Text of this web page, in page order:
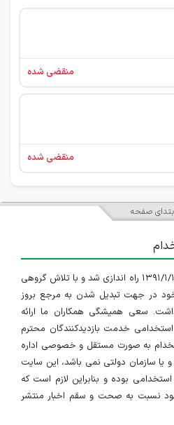
منقضی شده
منقضی شده
صفحه
سایت ایران استخدام در تاریخ ۱۳۹۱/۱/۱۰ راه اندازی شد و با تلاش گروهی
خود در جهت تبدیل شدن به مرجع بروز
سعی همیشگی همکاران ما ارائه
خدمت بازدیدکنندگان محترم
به صورت مستقل و خصوصی اداره
یا سازمان دولتی نمی باشد، این سایت
بوده و بنابراین لازم است که
نسبت به صحت و سقم اخبار منتشر